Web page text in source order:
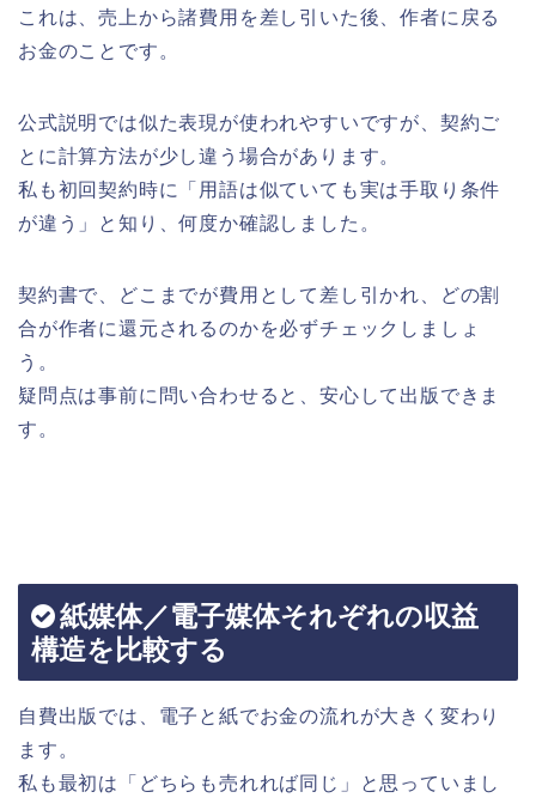
これは、売上から諸費用を差し引いた後、作者に戻る
お金のことです。
公式説明では似た表現が使われやすいですが、契約ご
とに計算方法が少し違う場合があります。
私も初回契約時に「用語は似ていても実は手取り条件
が違う」と知り、何度か確認しました。
契約書で、どこまでが費用として差し引かれ、どの割
合が作者に還元されるのかを必ずチェックしましょ
う。
疑問点は事前に問い合わせると、安心して出版できま
す。
紙媒体／電子媒体それぞれの収益
構造を比較する
自費出版では、電子と紙でお金の流れが大きく変わり
ます。
私も最初は「どちらも売れれば同じ」と思っていまし